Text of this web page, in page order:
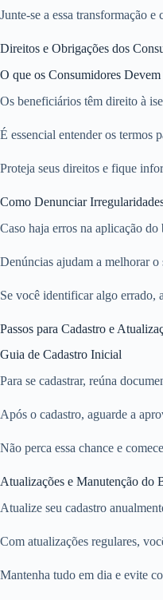
Junte-se a essa transformação
Direitos e Obrigações dos
O que os Consumidores Devem
Os beneficiários têm direito à
É essencial entender os termos
Proteja seus direitos e fique
Como Denunciar
Caso haja erros na aplicação
Denúncias ajudam a melhorar
Se você identificar algo errado,
Passos para Cadastro e
Guia de Cadastro Inicial
Para se cadastrar, reúna
Após o cadastro, aguarde a
Não perca essa chance e
Atualizações e Manutenção do
Atualize seu cadastro
Com atualizações regulares,
Mantenha tudo em dia e evite